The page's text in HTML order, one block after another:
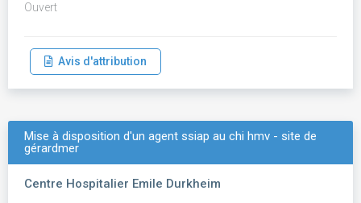
Ouvert
Avis d'attribution
Mise à disposition d'un agent ssiap au chi hmv - site de
gérardmer
Centre Hospitalier Emile Durkheim